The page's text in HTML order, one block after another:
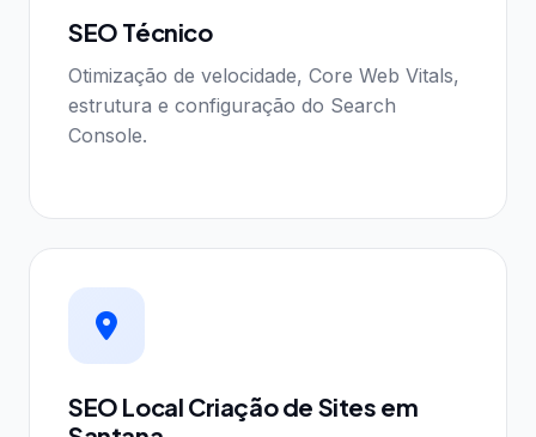
SEO Técnico
Otimização de velocidade, Core Web Vitals,
estrutura e configuração do Search
Console.
SEO Local Criação de Sites em